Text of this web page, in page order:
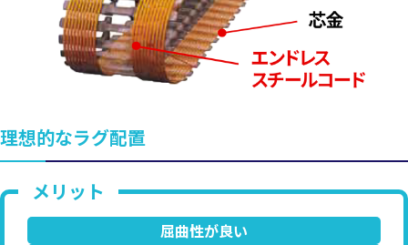
理想的なラグ配置
屈曲性が良い